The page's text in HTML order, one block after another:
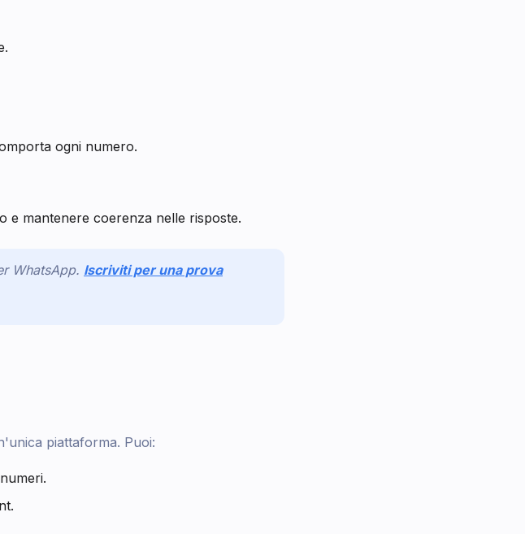
ogni numero.
e mantenere coerenza nelle risposte.
WhatsApp. Iscriviti per una prova
piattaforma. Puoi: